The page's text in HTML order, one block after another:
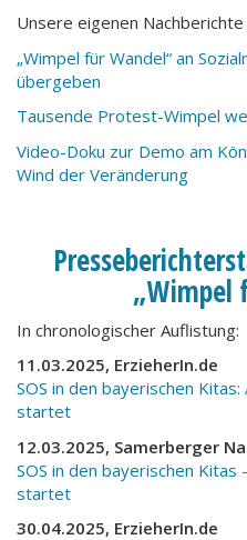
Unsere eigenen Nachberichte
„Wimpel für Wandel“ an
übergeben
Tausende Protest-Wimpel
Video-Doku zur Demo am
Wind der Veränderung
„Wimpel
In chronologischer Auflistung:
11.03.2025, ErzieherIn.de
SOS in den bayerischen
startet
12.03.2025, Samerberger
SOS in den bayerischen Kitas
startet
30.04.2025, ErzieherIn.de